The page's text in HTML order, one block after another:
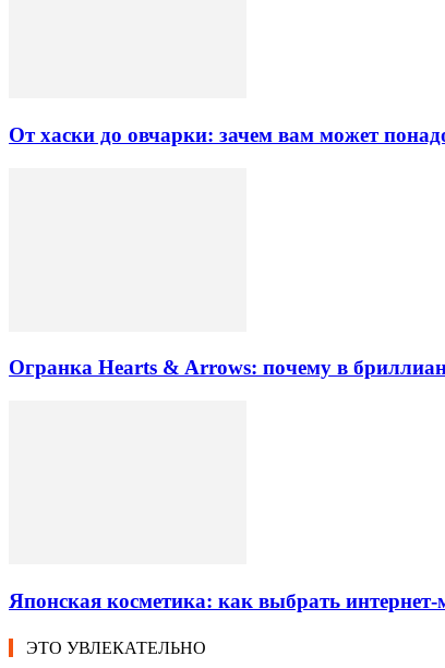
От хаски до овчарки: зачем вам может
Огранка Hearts & Arrows: почему в
Японская косметика: как выбрать интернет-
ЭТО УВЛЕКАТЕЛЬНО